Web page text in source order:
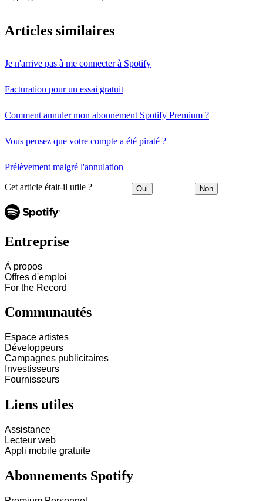
Articles similaires
Je n'arrive pas à me connecter à Spotify
Facturation pour un essai gratuit
Comment annuler mon abonnement Spotify Premium ?
Vous pensez que votre compte a été piraté ?
Prélèvement malgré l'annulation
Cet article était-il utile ? Oui Non
Entreprise
À propos
Offres d'emploi
For the Record
Communautés
Espace artistes
Développeurs
Campagnes publicitaires
Investisseurs
Fournisseurs
Liens utiles
Assistance
Lecteur web
Appli mobile gratuite
Abonnements Spotify